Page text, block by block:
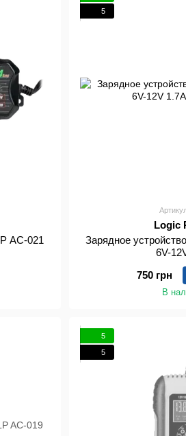
AC-021
5
Logic
Зарядное
6V-
750 грн
В
5
5